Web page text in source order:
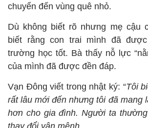
chuyển đến vùng quê nhỏ.
Dù không biết rõ nhưng mẹ cậu
biết rằng con trai mình đã
trường học tốt. Bà thấy nỗ lực
của mình đã được đền đáp.
Vạn Đông viết trong nhật ký: “Tôi
rất lâu mới đến nhưng tôi đã mang
hơn cho gia đình. Người ta
thay đổi vận mệnh.